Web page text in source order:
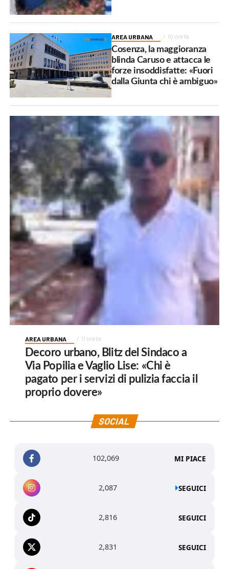
AREA URBANA 10 ore fa
Cosenza, la maggioranza
blinda Caruso e attacca le
forze insoddisfatte: «Fuori
dalla Giunta chi è ambiguo»
AREA URBANA 11 ore fa
Decoro urbano, Blitz del Sindaco a
Via Popilia e Vaglio Lise: «Chi è
pagato per i servizi di pulizia faccia il
proprio dovere»
SOCIAL
102,069 MI PIACE
2,087 SEGUICI
2,816 SEGUICI
2,831 SEGUICI